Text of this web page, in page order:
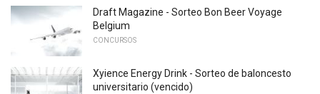
Draft Magazine - Sorteo Bon Beer Voyage
Belgium
CONCURSOS
Xyience Energy Drink - Sorteo de baloncesto
universitario (vencido)